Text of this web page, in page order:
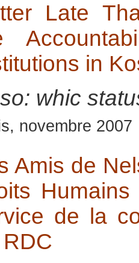
Late
in
whic
novembre 2007
Amis de
de la